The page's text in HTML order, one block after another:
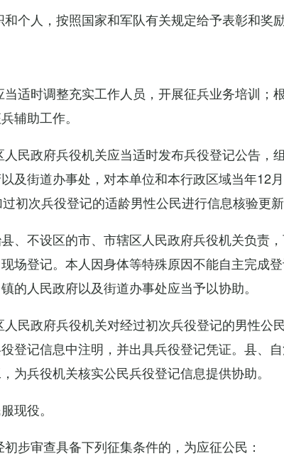
个人，按照国家和军队有关规定给予表彰和奖励
适时调整充实工作人员，开展征兵业务培训；
辅助工作。
民政府兵役机关应当适时发布兵役登记公告，
及街道办事处，对本单位和本行政区域当年12
初次兵役登记的适龄男性公民进行信息核验更新
、不设区的市、市辖区人民政府兵役机关负责
场登记。本人因身体等特殊原因不能自主完成
的人民政府以及街道办事处应当予以协助。
民政府兵役机关对经过初次兵役登记的男性公
登记信息中注明，并出具兵役登记凭证。县、
为兵役机关核实公民兵役登记信息提供协助。
现役。
步审查具备下列征集条件的，为应征公民：